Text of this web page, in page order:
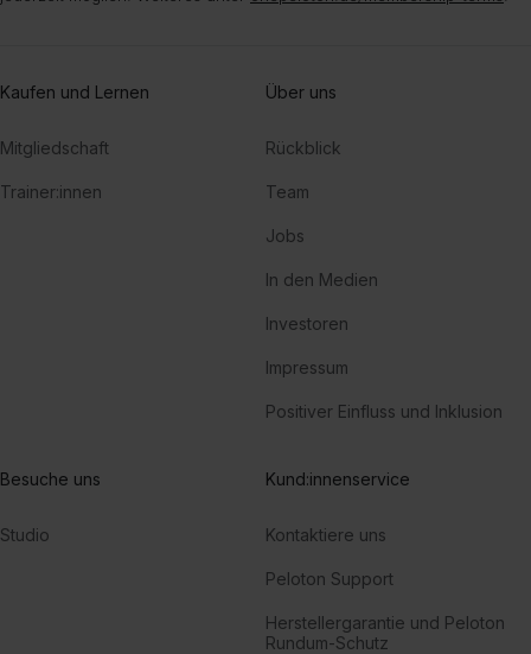
Kaufen und Lernen
Mitgliedschaft
Trainer:innen
Über uns
Rückblick
Team
Jobs
In den Medien
Investoren
Impressum
Positiver Einfluss und Inklusion
Besuche uns
Studio
Kund:innenservice
Kontaktiere uns
Peloton Support
Herstellergarantie und Peloton
Rundum-Schutz